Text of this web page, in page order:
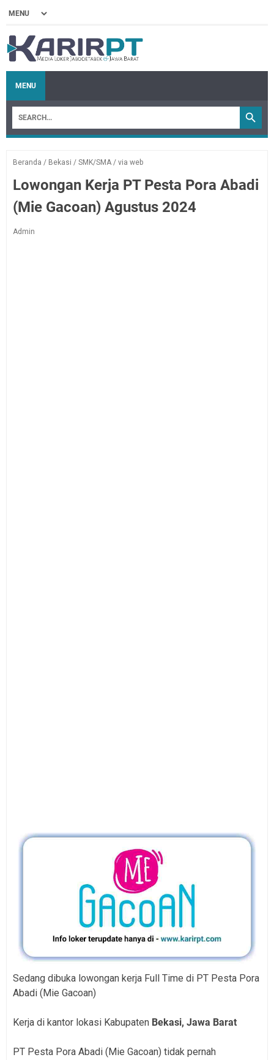
MENU
Beranda / Bekasi / SMK/SMA / via web
Lowongan Kerja PT Pesta Pora Abadi
(Mie Gacoan) Agustus 2024
Admin
Sedang dibuka lowongan kerja Full Time di PT Pesta Pora
Abadi (Mie Gacoan)
Kerja di kantor lokasi Kabupaten Bekasi, Jawa Barat
PT Pesta Pora Abadi (Mie Gacoan) tidak pernah